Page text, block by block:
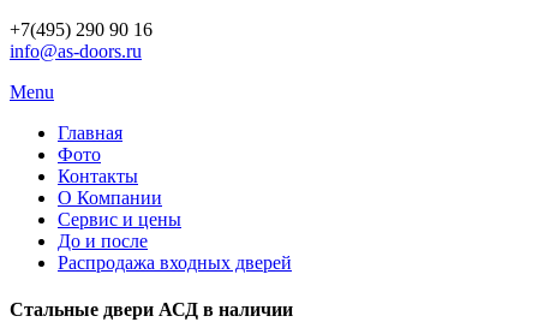
+7(495) 290 90 16
info@as-doors.ru
Menu
Главная
Фото
Контакты
О Компании
Сервис и цены
До и после
Распродажа входных дверей
Стальные двери АСД в наличии